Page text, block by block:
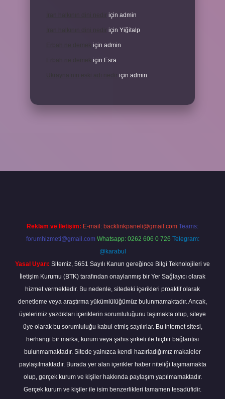
için admin
için Yiğitalp
Erbah ne demek için admin
Erbah ne demek için Esra
için admin
Reklam ve İletişim: E-mail: backlinkpaneli@gmail.com Teams:
forumhizmeti@gmail.com Whatsapp: 0262 606 0 726 Telegram:
@karabul
Yasal Uyarı: Sitemiz, 5651 Sayılı Kanun gereğince Bilgi Teknolojileri ve
İletişim Kurumu (BTK) tarafından onaylanmış bir Yer Sağlayıcı olarak
hizmet vermektedir. Bu nedenle, sitedeki içerikleri proaktif olarak
denetleme veya araştırma yükümlülüğümüz bulunmamaktadır. Ancak,
üyelerimiz yazdıkları içeriklerin sorumluluğunu taşımakta olup, siteye
üye olarak bu sorumluluğu kabul etmiş sayılırlar. Bu internet sitesi,
herhangi bir marka, kurum veya şahıs şirketi ile hiçbir bağlantısı
bulunmamaktadır. Sitede yalnızca kendi hazırladığımız makaleler
paylaşılmaktadır. Burada yer alan içerikler haber niteliği taşımamakta
olup, gerçek kurum ve kişiler hakkında paylaşım yapılmamaktadır.
Gerçek kurum ve kişiler ile isim benzerlikleri tamamen tesadüfidir.